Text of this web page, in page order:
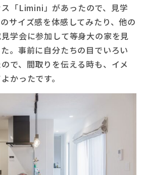
「Limini」があったので、見学
サイズ感を体感してみたり、他の
学会に参加して等身大の家を見
。事前に自分たちの目でいろい
で、間取りを伝える時も、イメ
かったです。